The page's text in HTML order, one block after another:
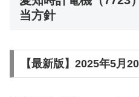
当方針
【最新版】2025年5月